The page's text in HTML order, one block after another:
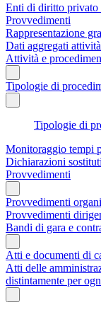
Enti di diritto privato
Provvedimenti
Rappresentazione
Dati aggregati
Attività e
Tipologie di
Tipologie di
Monitoraggio tempi
Dichiarazioni
Provvedimenti
Provvedimenti
Provvedimenti
Bandi di gara e
Atti e documenti di
Atti delle
distintamente per